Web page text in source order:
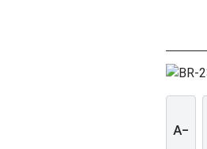
text_decrease